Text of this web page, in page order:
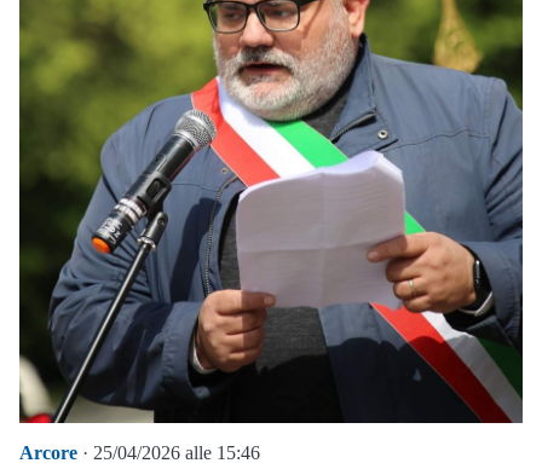
Arcore · 25/04/2026 alle 15:46